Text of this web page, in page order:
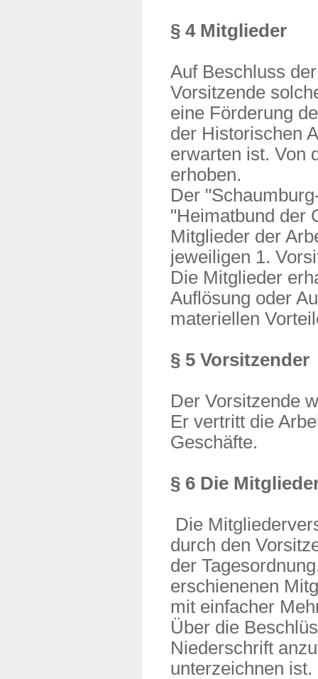
§ 4 Mitglieder
Auf Beschluss
Vorsitzende
eine Förderung
der Historischen
erwarten ist. Von
erhoben.
Der
"Heimatbund der
Mitglieder der
jeweiligen 1.
Die Mitglieder
Auflösung oder
materiellen
§ 5 Vorsitzender
Der Vorsitzende
Er vertritt die
Geschäfte.
§ 6 Die
Die
durch den
der
erschienenen
mit einfacher
Über die
Niederschrift
unterzeichnen ist.